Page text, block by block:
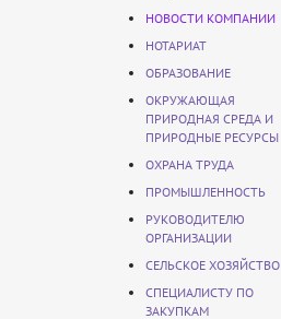
НОВОСТИ КОМПАНИИ
НОТАРИАТ
ОБРАЗОВАНИЕ
ОКРУЖАЮЩАЯ
ПРИРОДНАЯ СРЕДА И
ПРИРОДНЫЕ РЕСУРСЫ
ОХРАНА ТРУДА
ПРОМЫШЛЕННОСТЬ
РУКОВОДИТЕЛЮ
ОРГАНИЗАЦИИ
СЕЛЬСКОЕ ХОЗЯЙСТВО
СПЕЦИАЛИСТУ ПО
ЗАКУПКАМ